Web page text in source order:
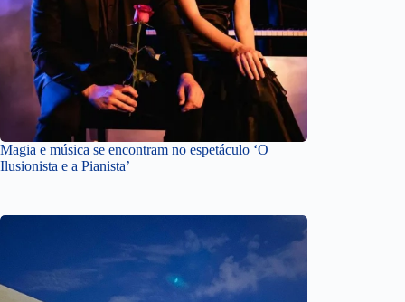
Magia e música se encontram no espetáculo ‘O
Ilusionista e a Pianista’